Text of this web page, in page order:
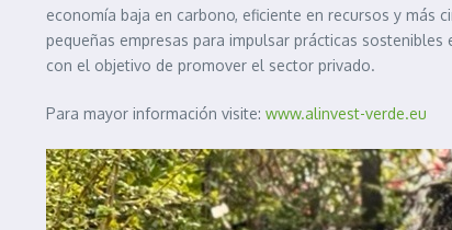
economía baja en carbono, eficiente en recursos y más
pequeñas empresas para impulsar prácticas
con el objetivo de promover el sector privado.
Para mayor información visite: www.alinvest-verde.eu